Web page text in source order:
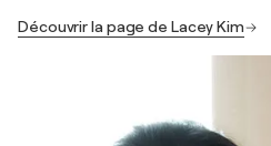
Découvrir la page de Lacey Kim